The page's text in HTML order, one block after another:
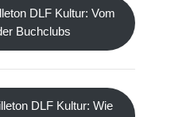
DLF Kultur: Vom
Buchclubs
DLF Kultur: Wie